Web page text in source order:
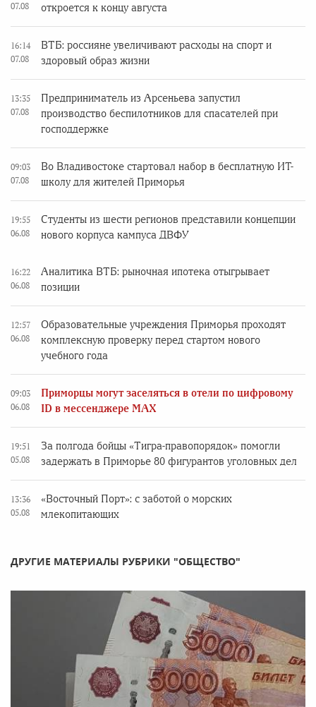
07.08
откроется к концу августа
16:14
07.08
ВТБ: россияне увеличивают расходы на спорт и
здоровый образ жизни
13:35
07.08
Предприниматель из Арсеньева запустил
производство беспилотников для спасателей при
господдержке
09:03
07.08
Во Владивостоке стартовал набор в бесплатную ИТ-
школу для жителей Приморья
19:55
06.08
Студенты из шести регионов представили концепции
нового корпуса кампуса ДВФУ
16:22
06.08
Аналитика ВТБ: рыночная ипотека отыгрывает
позиции
12:57
06.08
Образовательные учреждения Приморья проходят
комплексную проверку перед стартом нового
учебного года
09:03
06.08
Приморцы могут заселяться в отели по цифровому
ID в мессенджере MAX
19:51
05.08
За полгода бойцы «Тигра-правопорядок» помогли
задержать в Приморье 80 фигурантов уголовных дел
13:36
05.08
«Восточный Порт»: с заботой о морских
млекопитающих
ДРУГИЕ МАТЕРИАЛЫ РУБРИКИ "ОБЩЕСТВО"